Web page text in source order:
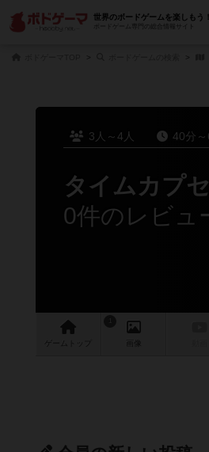
世界のボードゲームを楽しもう！
ボードゲーム専門の総合情報サイト
3人～4人 40分
タイムカプ
0件のレビュ
ゲーム 画像